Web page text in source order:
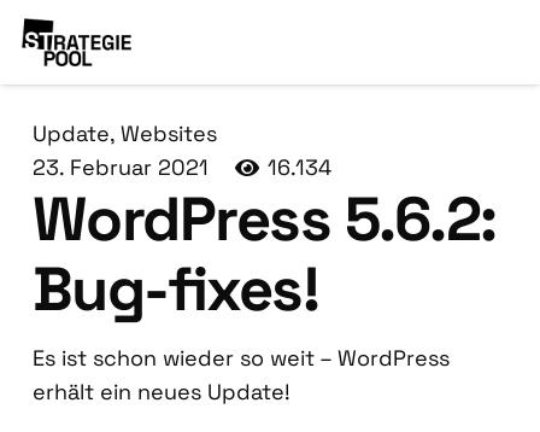
Update, Websites
23. Februar 2021
16.134
Word­Press 5.6.2:
Bug-fixes!
Es ist schon wie­der so weit – Word­Press
erhält ein neu­es Update!